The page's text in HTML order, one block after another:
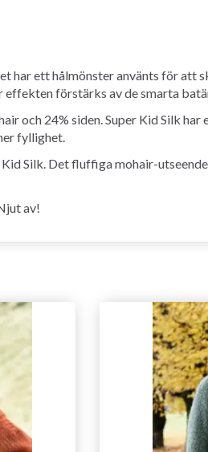
har ett hålmönster använts för att
effekten förstärks av de smarta
och 24% siden. Super Kid Silk har
fyllighet.
Silk. Det fluffiga mohair-
av!